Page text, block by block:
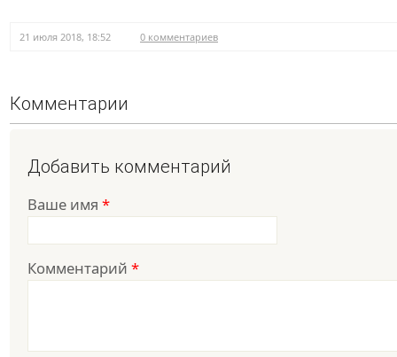
21 июля 2018, 18:52 0 комментариев
Комментарии
Добавить комментарий
Ваше имя *
Комментарий *